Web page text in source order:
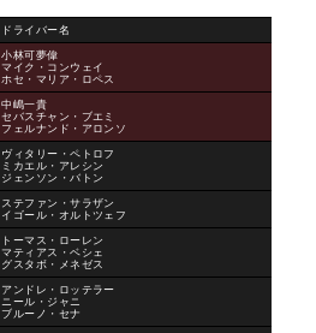
ドライバー名
小林可夢偉
マイク・コンウェイ
ホセ・マリア・ロペス
中嶋一貴
セバスチャン・ブエミ
フェルナンド・アロンソ
ヴィタリー・ペトロフ
ミカエル・アレシン
ジェンソン・バトン
ステファン・サラザン
イゴール・オルトツェフ
トーマス・ローレン
マティアス・ベシェ
グスタボ・メネゼス
アンドレ・ロッテラー
ニール・ジャニ
ブルーノ・セナ